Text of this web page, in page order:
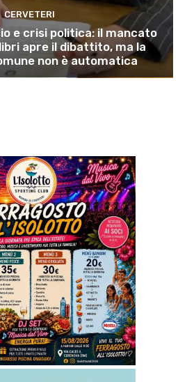
CERVETERI
e crisi politica: il mancato
apre il dibattito, ma la
non è automatica